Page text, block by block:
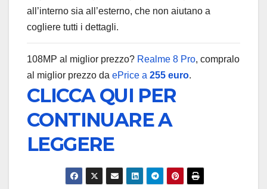
all’interno sia all’esterno, che non aiutano a
cogliere tutti i dettagli.
108MP al miglior prezzo? Realme 8 Pro, compralo
al miglior prezzo da ePrice a 255 euro.
CLICCA QUI PER
CONTINUARE A
LEGGERE